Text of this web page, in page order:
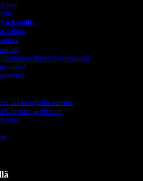
-lukija
tueksi dysleksiaan
lukea tekstin ääneen
Chrome-laajennus